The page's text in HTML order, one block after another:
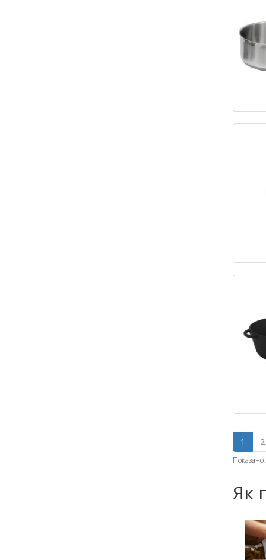
1 2
Показано
Як